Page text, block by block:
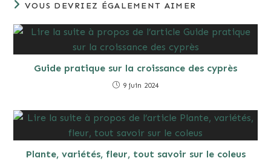
VOUS DEVRIEZ ÉGALEMENT AIMER
Guide pratique sur la croissance des cyprès
9 juin 2024
Plante, variétés, fleur, tout savoir sur le coleus